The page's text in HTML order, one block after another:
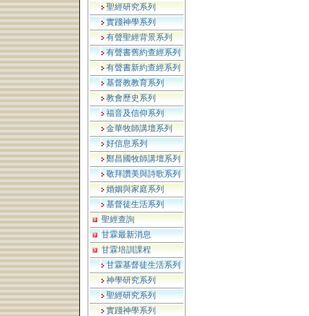
聖經研究系列
實踐神學系列
有聲聖經背景系列
有聲書舊約查經系列
有聲書新約查經系列
基督教教育系列
教會歷史系列
福音及信仰系列
金華牧師講壇系列
好信息系列
鄭昌國牧師講壇系列
敬拜讚美與詩歌系列
婚姻與家庭系列
基督徒生活系列
聖經查詢
甘霖最新消息
甘霖培訓課程
甘霖基督徒生活系列
神學研究系列
聖經研究系列
實踐神學系列